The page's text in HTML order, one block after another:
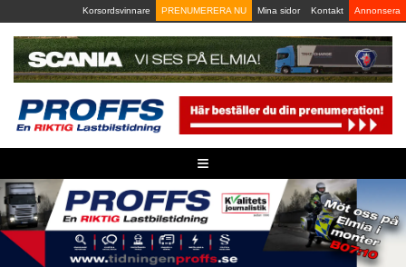
to
content
Korsordsvinnare PRENUMERERA NU Mina sidor Kontakt Annonsera
≡